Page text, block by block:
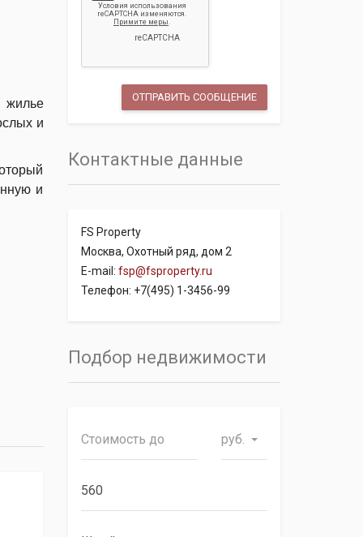
жилье
и
и
Контактные данные
FS Property
Москва, Охотный ряд, дом 2
E-mail: fsp@fsproperty.ru
Телефон: +7(495) 1-3456-99
Подбор недвижимости
руб.